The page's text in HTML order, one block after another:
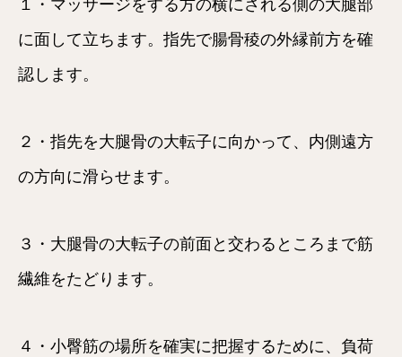
１・マッサージをする方の横にされる側の大腿部
に面して立ちます。指先で腸骨稜の外縁前方を確
認します。
２・指先を大腿骨の大転子に向かって、内側遠方
の方向に滑らせます。
３・大腿骨の大転子の前面と交わるところまで筋
繊維をたどります。
４・小臀筋の場所を確実に把握するために、負荷